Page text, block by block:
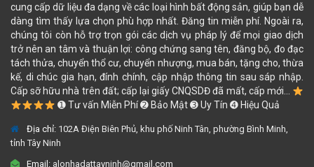
cung cấp dữ liệu đa dạng về các loại hình bất động sản, giúp bạn dễ
dàng tìm thấy lựa chọn phù hợp nhất. Đăng tin miễn phí. Ngoài ra,
chúng tôi còn hỗ trợ trọn gói các dịch vụ pháp lý để mọi giao dịch
trở nên an tâm và thuận lợi: công chứng sang tên, đăng bộ, đo đạc
tách thửa, chuyển thổ cư, chuyển nhượng, mua bán, tặng cho, thừa
kế, di chúc gia hạn, đính chính, cập nhập thông tin sau sáp nhập.
Cấp sỡ hữu nhà trên đất; cấp lại giấy CNQSDĐ đã mất, cấp mới...
➊ Tư vấn Miễn Phí ➋ Bảo Mật ➌ Uy Tín ➍ Hiệu Quả
Địa chỉ: 102A Điện Biên Phủ, khu phố Ninh Tân, phường Bình Minh,
tỉnh Tây Ninh
Email: alonhadattayninh@gmail.com